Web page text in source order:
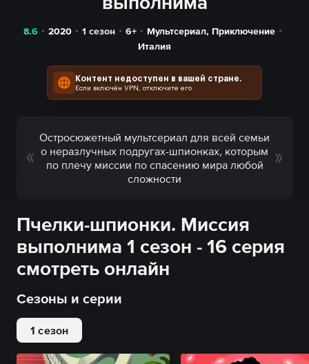
8.6 2020 1 сезон 6+ Мультсериал, Приключение
Италия
Контент недоступен в вашей стране.
Если включён VPN, отключите его
Остросюжетный мультсериал для всей семьи
о неразлучных подругах-шпионках, которым
по плечу миссии по спасению мира любой
сложности
Пчелки-шпионки. Миссия
выполнима 1 сезон - 16 серия
смотреть онлайн
Сезоны и серии
1 сезон